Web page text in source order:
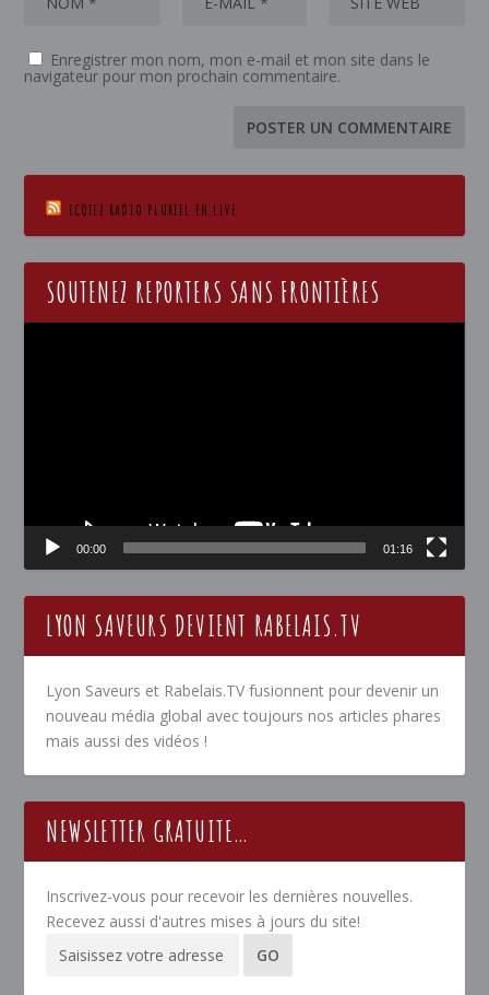
Enregistrer mon nom, mon e-mail et mon site dans le
navigateur pour mon prochain commentaire.
ECOTEZ RADIO PLURIEL EN LIVE
SOUTENEZ REPORTERS SANS FRONTIÈRES
00:00 01:16
LYON SAVEURS DEVIENT RABELAIS.TV
Lyon Saveurs et Rabelais.TV fusionnent pour devenir un
nouveau média global avec toujours nos articles phares
mais aussi des vidéos !
NEWSLETTER GRATUITE…
Inscrivez-vous pour recevoir les dernières nouvelles.
Recevez aussi d'autres mises à jours du site!